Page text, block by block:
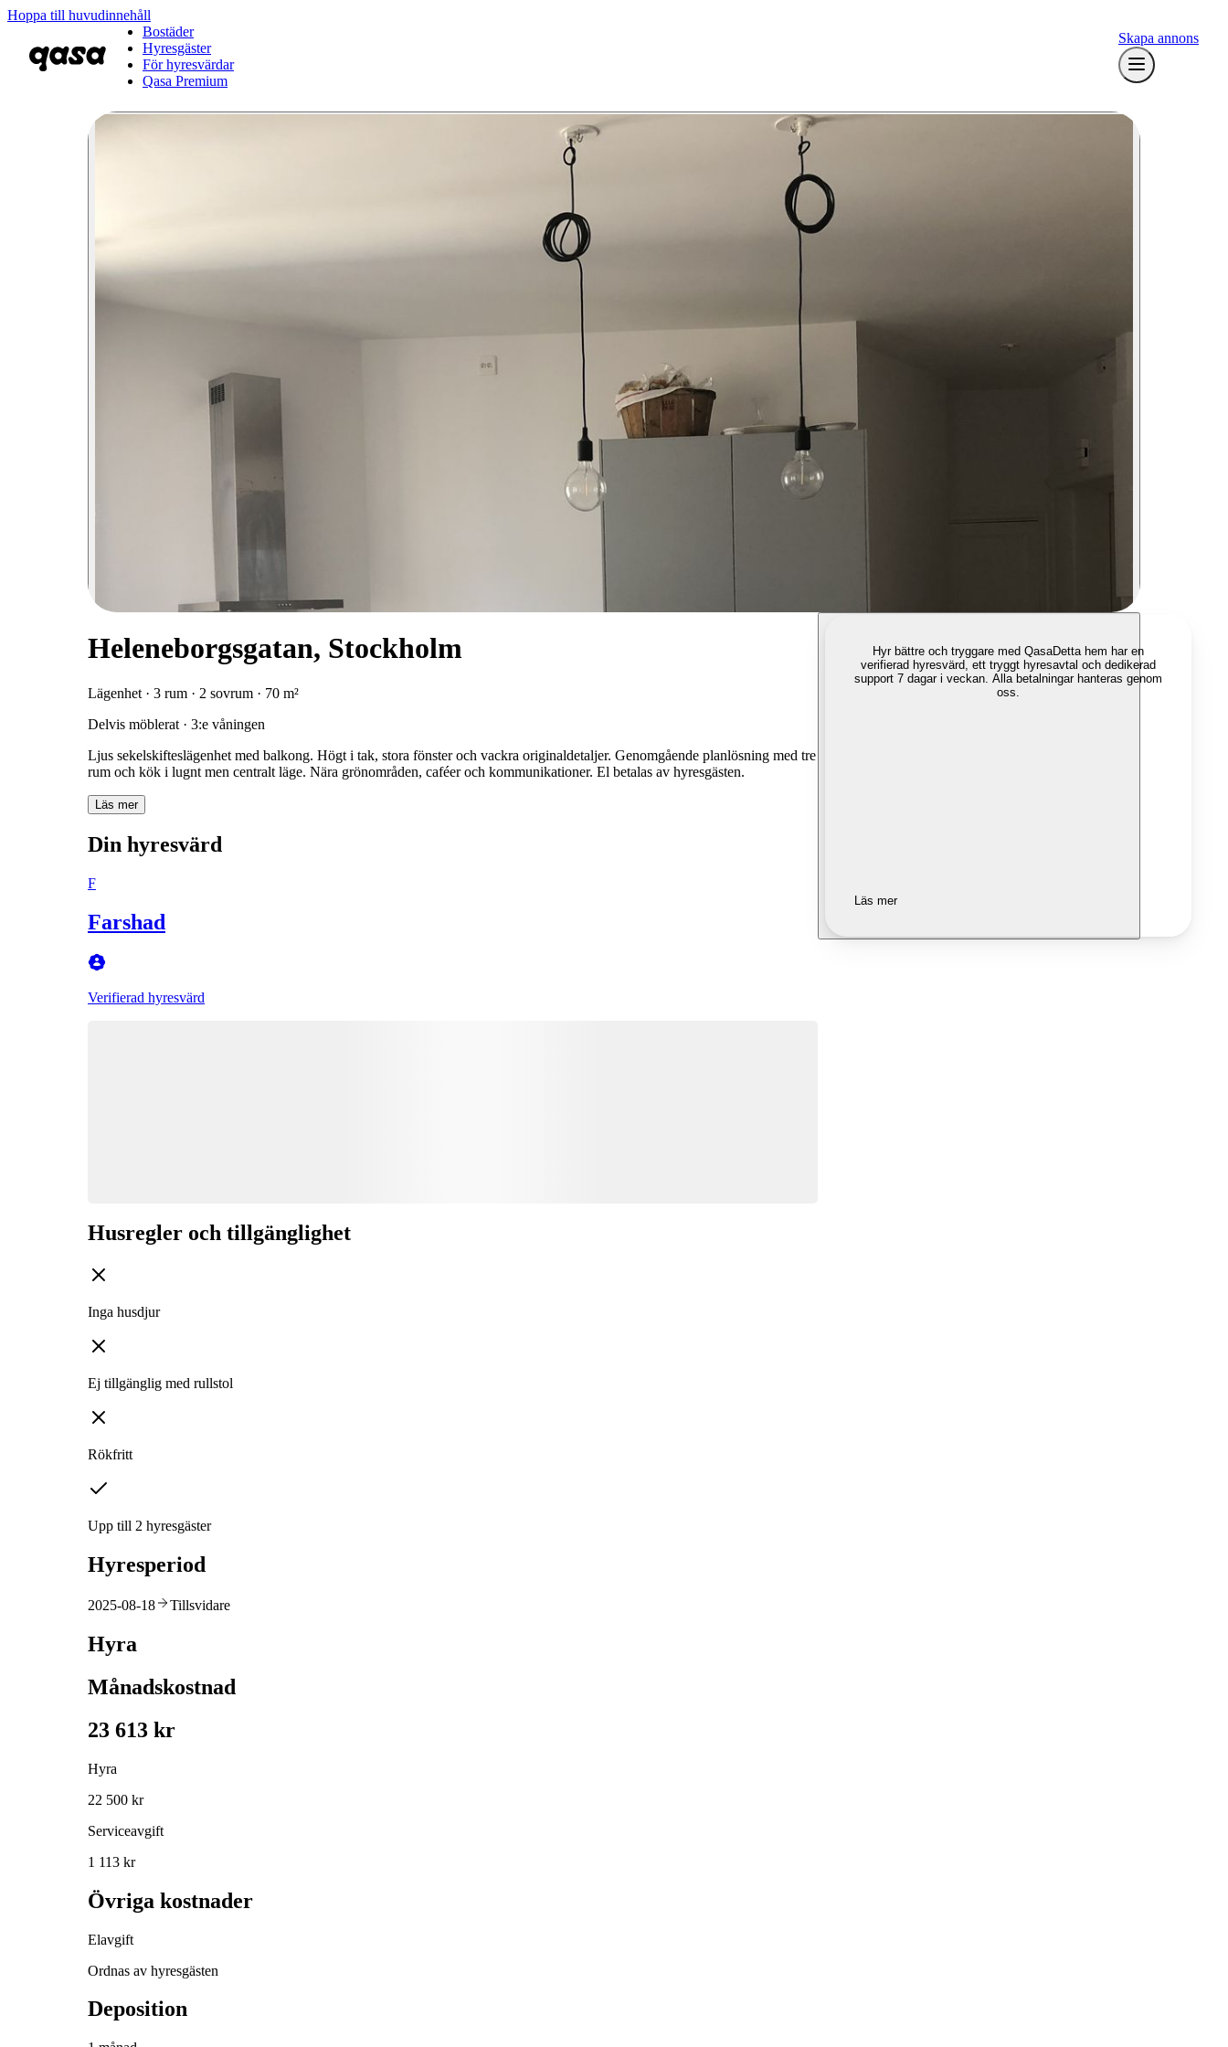
Hoppa till huvudinnehåll
Bostäder
Hyresgäster
För hyresvärdar
Qasa Premium
Skapa annons
Heleneborgsgatan, Stockholm
Lägenhet · 3 rum · 2 sovrum · 70 m²
Delvis möblerat · 3:e våningen
Ljus sekelskifteslägenhet med balkong. Högt i tak, stora fönster och vackra originaldetaljer. Genomgående planlösning med tre
rum och kök i lugnt men centralt läge. Nära grönområden, caféer och kommunikationer. El betalas av hyresgästen.
Läs mer
Din hyresvärd
F
Farshad
Verifierad hyresvärd
Husregler och tillgänglighet
Inga husdjur
Ej tillgänglig med rullstol
Rökfritt
Upp till 2 hyresgäster
Hyresperiod
2025-08-18 Tillsvidare
Hyra
Månadskostnad
23 613 kr
Hyra
22 500 kr
Serviceavgift
1 113 kr
Övriga kostnader
Elavgift
Ordnas av hyresgästen
Deposition
Hyr bättre och tryggare med QasaDetta hem har en
verifierad hyresvärd, ett tryggt hyresavtal och dedikerad
support 7 dagar i veckan. Alla betalningar hanteras genom
oss.
Läs mer